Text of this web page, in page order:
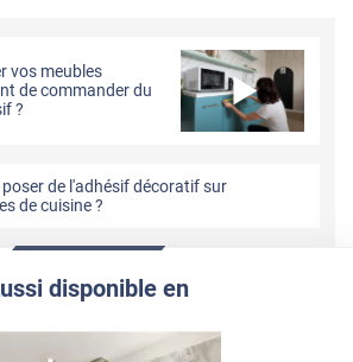
vos meubles
de commander du
?
de l'adhésif décoratif sur
de cuisine ?
disponible en